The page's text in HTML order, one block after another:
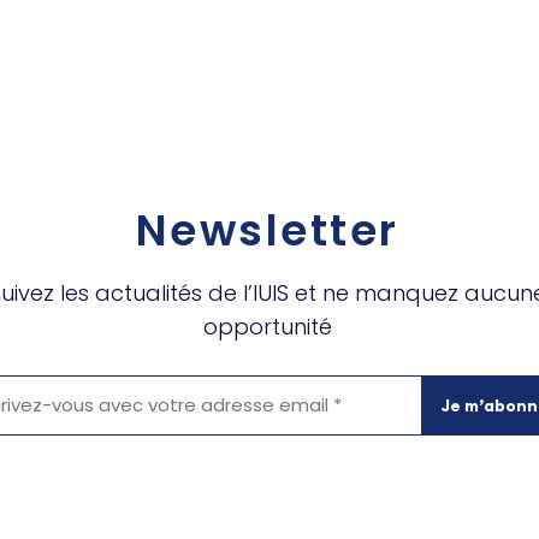
Newsletter
les actualités de l’IUIS et ne manquez
opportunité